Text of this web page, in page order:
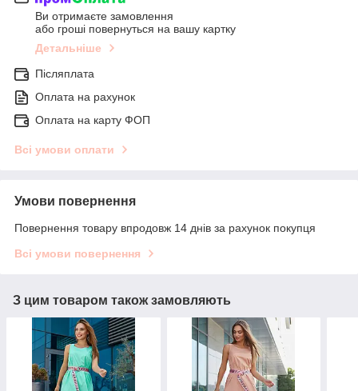
Ви отримаєте замовлення
або гроші повернуться на вашу картку
Детальніше
Післяплата
Оплата на рахунок
Оплата на карту ФОП
Всі умови оплати
Умови повернення
Повернення товару впродовж 14 днів за рахунок покупця
Всі умови повернення
З цим товаром також замовляють